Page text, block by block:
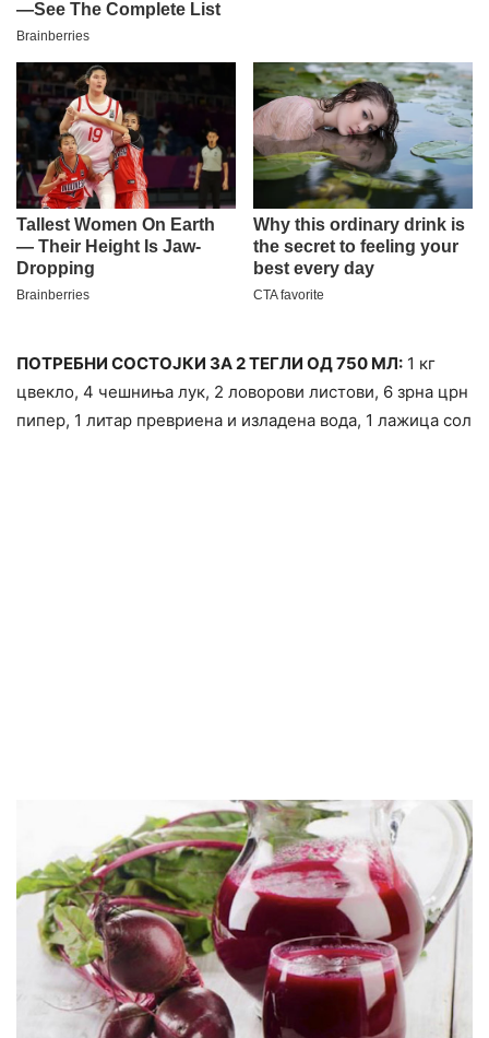
ПОТРЕБНИ СОСТОЈКИ ЗА 2 ТЕГЛИ ОД 750 МЛ: 1 кг
цвекло, 4 чешниња лук, 2 ловорови листови, 6 зрна црн
пипер, 1 литар превриена и изладена вода, 1 лажица сол